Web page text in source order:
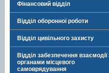
Фінансовий відділ
Відділ оборонної роботи
Відділ цивільного захисту
Відділ забезпечення взаємодії
органами місцевого
самоврядування